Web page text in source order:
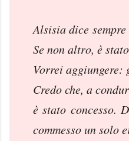
Alsisia dice
Se non altro, è
Vorrei aggiungere:
Credo che, a
è stato concesso.
commesso un solo